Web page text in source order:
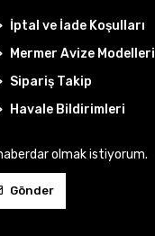
İptal ve İade Koşulları
Mermer Avize Modelleri
Sipariş Takip
Havale Bildirimleri
olmak istiyorum.
Gönder